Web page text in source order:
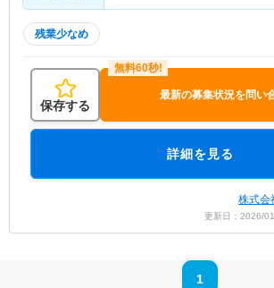
残業少なめ
保存する
最新の募集状況を問い
詳細を見る
株式会
更新日：2026/
1